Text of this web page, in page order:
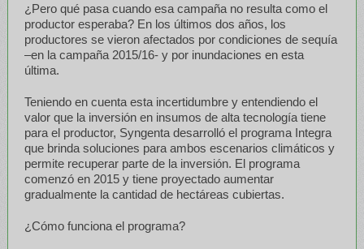
¿Pero qué pasa cuando esa campaña no resulta como el
productor esperaba? En los últimos dos años, los
productores se vieron afectados por condiciones de sequía
–en la campaña 2015/16- y por inundaciones en esta
última.
Teniendo en cuenta esta incertidumbre y entendiendo el
valor que la inversión en insumos de alta tecnología tiene
para el productor, Syngenta desarrolló el programa Integra
que brinda soluciones para ambos escenarios climáticos y
permite recuperar parte de la inversión. El programa
comenzó en 2015 y tiene proyectado aumentar
gradualmente la cantidad de hectáreas cubiertas.
¿Cómo funciona el programa?